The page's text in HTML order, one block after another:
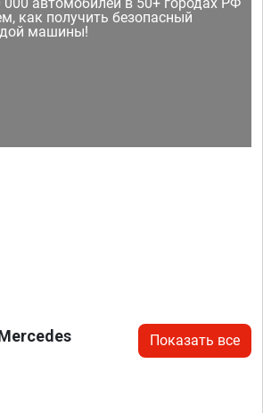
как получить безопасный
машины!
Показать все